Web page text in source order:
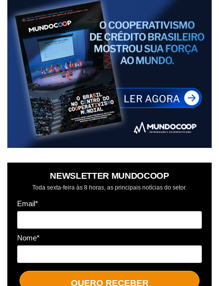
NEWSLETTER MUNDOCOOP
Toda sexta-feira às 8 horas, as principais notícias do setor.
Email*
Nome*
QUERO RECEBER